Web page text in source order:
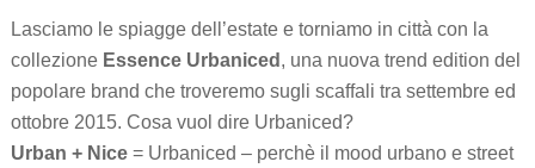
Lasciamo le spiagge dell’estate e torniamo in città con la
collezione Essence Urbaniced , una nuova trend edition del
popolare brand che troveremo sugli scaffali tra settembre ed
ottobre 2015. Cosa vuol dire Urbaniced?
Urban + Nice= Urbaniced – perchè il mood urbano e street